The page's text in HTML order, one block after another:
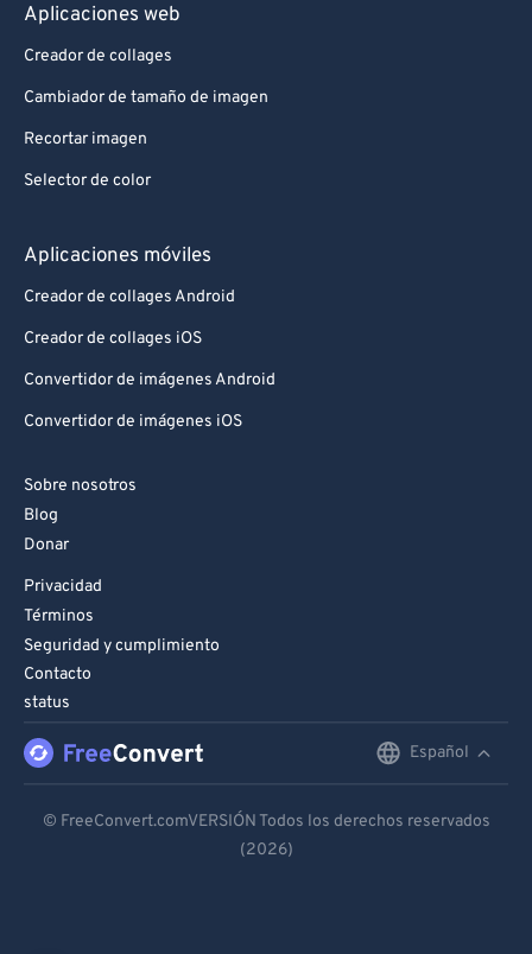
Aplicaciones web
Creador de collages
Cambiador de tamaño de imagen
Recortar imagen
Selector de color
Aplicaciones móviles
Creador de collages Android
Creador de collages iOS
Convertidor de imágenes Android
Convertidor de imágenes iOS
Sobre nosotros
Blog
Donar
Privacidad
Términos
Seguridad y cumplimiento
Contacto
status
Español
Español
© FreeConvert.comVERSIÓN Todos los derechos reservados
(2026)